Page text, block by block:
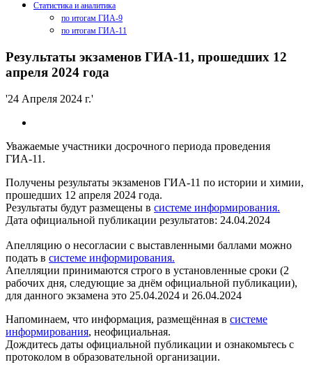
Статистика и аналитика
по итогам ГИА-9
по итогам ГИА-11
Результаты экзаменов ГИА-11, прошедших 12
апреля 2024 года
'24 Апреля 2024 г.'
Уважаемые участники досрочного периода проведения
ГИА-11.
Получены результаты экзаменов ГИА-11 по истории и химии,
прошедших 12 апреля 2024 года.
Результаты будут размещены в системе информирования.
Дата официальной публикации результатов: 24.04.2024
Апелляцию о несогласии с выставленными баллами можно
подать в системе информирования.
Апелляции принимаются строго в установленные сроки (2
рабочих дня, следующие за днём официальной публикации),
для данного экзамена это 25.04.2024 и 26.04.2024
Напоминаем, что информация, размещённая в системе
информирования, неофициальная.
Дождитесь даты официальной публикации и ознакомьтесь с
протоколом в образовательной организации.